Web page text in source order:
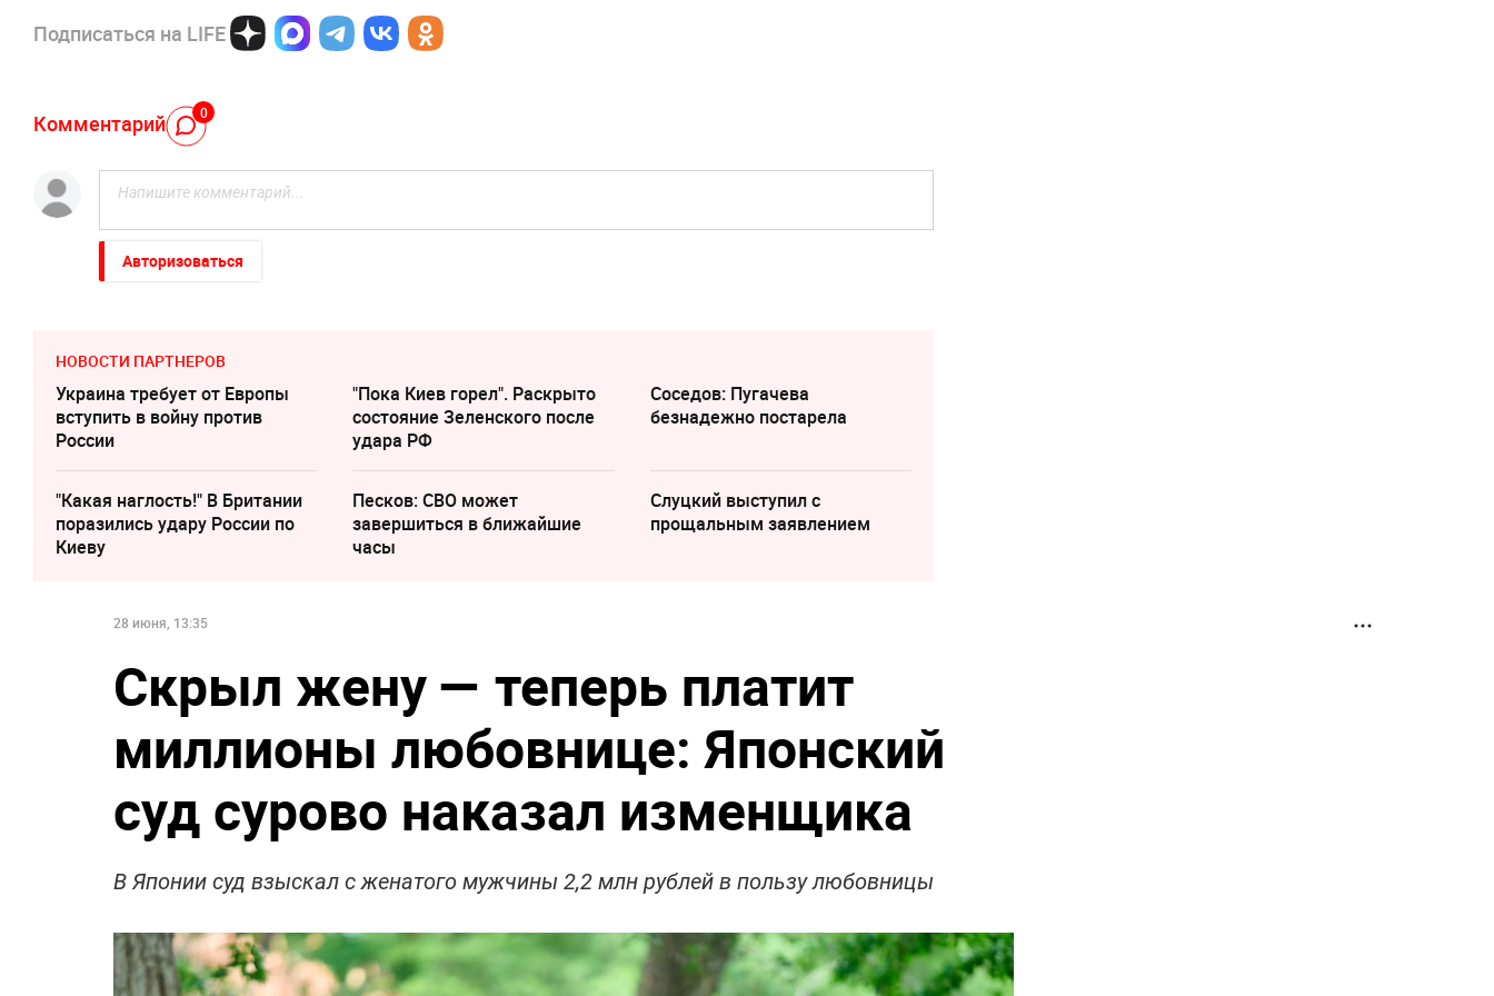
Подписаться на LIFE
Комментарий 0
Авторизоваться
НОВОСТИ ПАРТНЕРОВ
Украина требует от Европы
вступить в войну против
России
"Пока Киев горел". Раскрыто
состояние Зеленского после
удара РФ
Соседов: Пугачева
безнадежно постарела
"Какая наглость!" В Британии
поразились удару России по
Киеву
Песков: СВО может
завершиться в ближайшие
часы
Слуцкий выступил с
прощальным заявлением
28 июня, 13:35
Скрыл жену — теперь платит
миллионы любовнице: Японский
суд сурово наказал изменщика
В Японии суд взыскал с женатого мужчины 2,2 млн рублей в пользу любовницы